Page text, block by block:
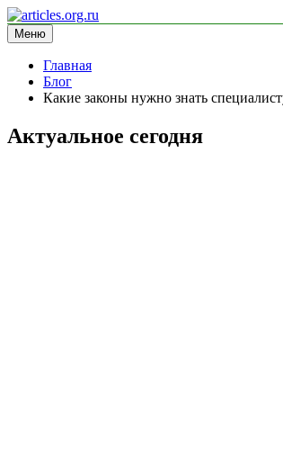
Перейти
к
содержимому
articles.org.ru
информационный сайт
Меню
Главная
Блог
Какие законы нужно знать
Актуальное сегодня